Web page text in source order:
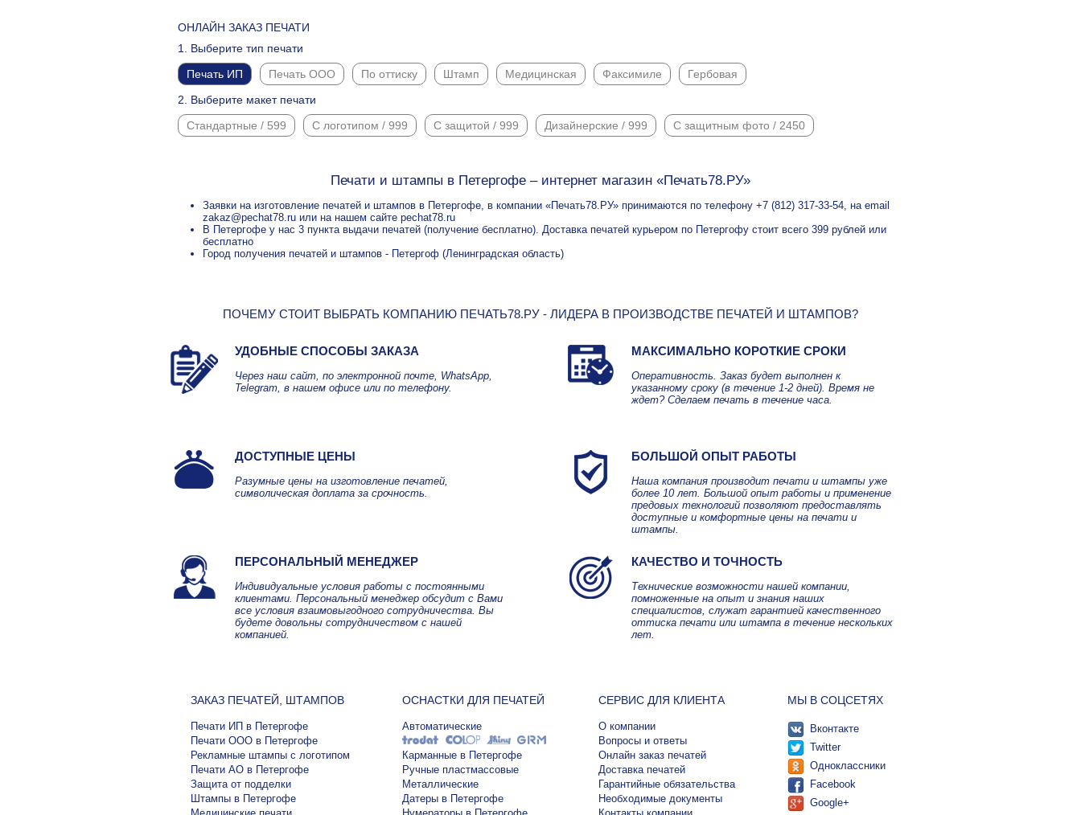
ОНЛАЙН ЗАКАЗ ПЕЧАТИ
1. Выберите тип печати
Печать ИП
Печать ООО По оттиску Штамп Медицинская Факсимиле
Гербовая
2. Выберите макет печати
Стандартные / 599
С логотипом / 999 С защитой / 999 Дизайнерские / 999 С защитным фото / 2450
Печати и штампы в Петергофе – интернет магазин «Печать78.РУ»
Заявки на изготовление печатей и штампов в Петергофе, в компании «Печать78.РУ» принимаются по телефону +7 (812) 317-33-54, на email
zakaz@pechat78.ru или на нашем сайте pechat78.ru
В Петергофе у нас 3 пункта выдачи печатей (получение бесплатно). Доставка печатей курьером по Петергофу стоит всего 399 рублей или
бесплатно
Город получения печатей и штампов - Петергоф (Ленинградская область)
ПОЧЕМУ СТОИТ ВЫБРАТЬ КОМПАНИЮ ПЕЧАТЬ78.РУ - ЛИДЕРА В ПРОИЗВОДСТВЕ ПЕЧАТЕЙ И ШТАМПОВ?
УДОБНЫЕ СПОСОБЫ ЗАКАЗА
Через наш сайт, по электронной почте, WhatsApp,
Telegram, в нашем офисе или по телефону.
МАКСИМАЛЬНО КОРОТКИЕ СРОКИ
Оперативность. Заказ будет выполнен к
указанному сроку (в течение 1-2 дней). Время не
ждет? Сделаем печать в течение часа.
ДОСТУПНЫЕ ЦЕНЫ
Разумные цены на изготовление печатей,
символическая доплата за срочность.
БОЛЬШОЙ ОПЫТ РАБОТЫ
Наша компания производит печати и штампы уже
более 10 лет. Большой опыт работы и применение
предовых технологий позволяют предоставлять
доступные и комфортные цены на печати и
штампы.
ПЕРСОНАЛЬНЫЙ МЕНЕДЖЕР
Индивидуальные условия работы с постоянными
клиентами. Персональный менеджер обсудит с Вами
все условия взаимовыгодного сотрудничества. Вы
будете довольны сотрудничеством с нашей
компанией.
КАЧЕСТВО И ТОЧНОСТЬ
Технические возможности нашей компании,
помноженные на опыт и знания наших
специалистов, служат гарантией качественного
оттиска печати или штампа в течение нескольких
лет.
ЗАКАЗ ПЕЧАТЕЙ, ШТАМПОВ
Печати ИП в Петергофе
Печати ООО в Петергофе
Рекламные штампы с логотипом
Печати АО в Петергофе
Защита от подделки
Штампы в Петергофе
ОСНАСТКИ ДЛЯ ПЕЧАТЕЙ
Автоматические
Карманные в Петергофе
Ручные пластмассовые
Металлические
Датеры в Петергофе
СЕРВИС ДЛЯ КЛИЕНТА
О компании
Вопросы и ответы
Онлайн заказ печатей
Доставка печатей
Гарантийные обязательства
Необходимые документы
МЫ В СОЦСЕТЯХ
Вконтакте
Twitter
Одноклассники
Facebook
Google+